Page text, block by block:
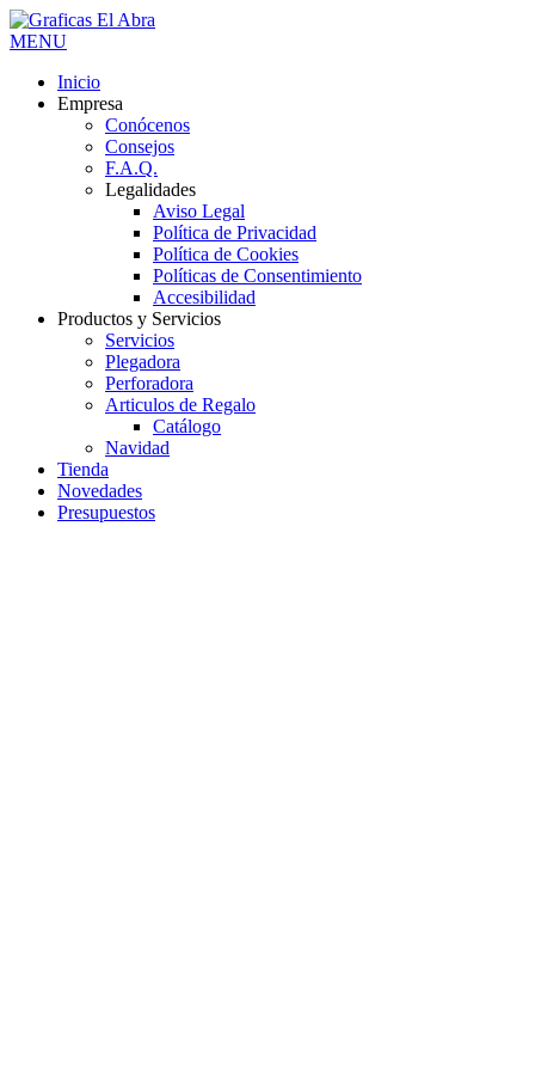
MENU
Inicio
Empresa
Conócenos
Consejos
F.A.Q.
Legalidades
Aviso Legal
Política de Privacidad
Política de Cookies
Políticas de Consentimiento
Accesibilidad
Productos y Servicios
Servicios
Plegadora
Perforadora
Articulos de Regalo
Catálogo
Navidad
Tienda
Novedades
Presupuestos